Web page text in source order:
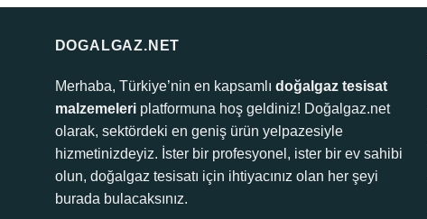
DOGALGAZ.NET
Merhaba, Türkiye’nin en kapsamlı doğalgaz tesisat
malzemeleriplatformuna hoş geldiniz! Doğalgaz.net
olarak, sektördeki en geniş ürün yelpazesiyle
hizmetinizdeyiz. İster bir profesyonel, ister bir ev sahibi
olun, doğalgaz tesisatı için ihtiyacınız olan her şeyi
burada bulacaksınız.